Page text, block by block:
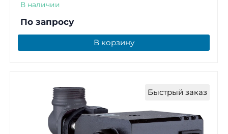
В наличии
По запросу
В корзину
Быстрый заказ